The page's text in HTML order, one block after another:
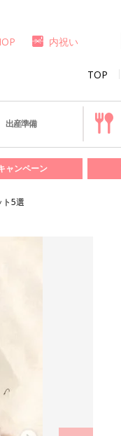
TOP
内祝い
出産準備
ャンペーン
ト5選